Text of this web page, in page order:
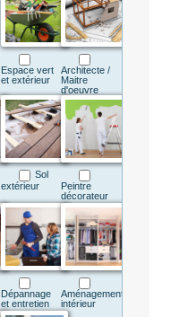
Espace vert
et extérieur
Architecte /
Maitre
d'oeuvre
Sol
extérieur
Peintre
décorateur
Dépannage
et entretien
Aménagement
intérieur